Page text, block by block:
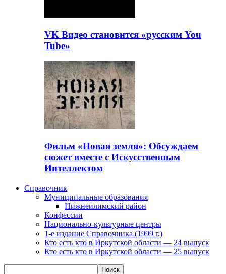
VK Видео становится «русским You
Tube»
Фильм «Новая земля»: Обсуждаем
сюжет вместе с Искусственным
Интеллектом
Справочник
Муниципальные образования
Нижнеилимский район
Конфессии
Национально-культурные центры
1-е издание Справочника (1999 г.)
Кто есть кто в Иркутской области — 24 выпуск
Кто есть кто в Иркутской области — 25 выпуск